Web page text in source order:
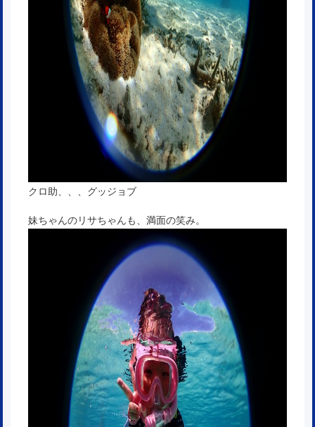
クロ助、、、グッジョブ
妹ちゃんのリサちゃんも、満面の笑み。